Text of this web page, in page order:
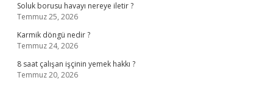
Soluk borusu havayı nereye iletir ?
Temmuz 25, 2026
Karmik döngü nedir ?
Temmuz 24, 2026
8 saat çalışan işçinin yemek hakkı ?
Temmuz 20, 2026